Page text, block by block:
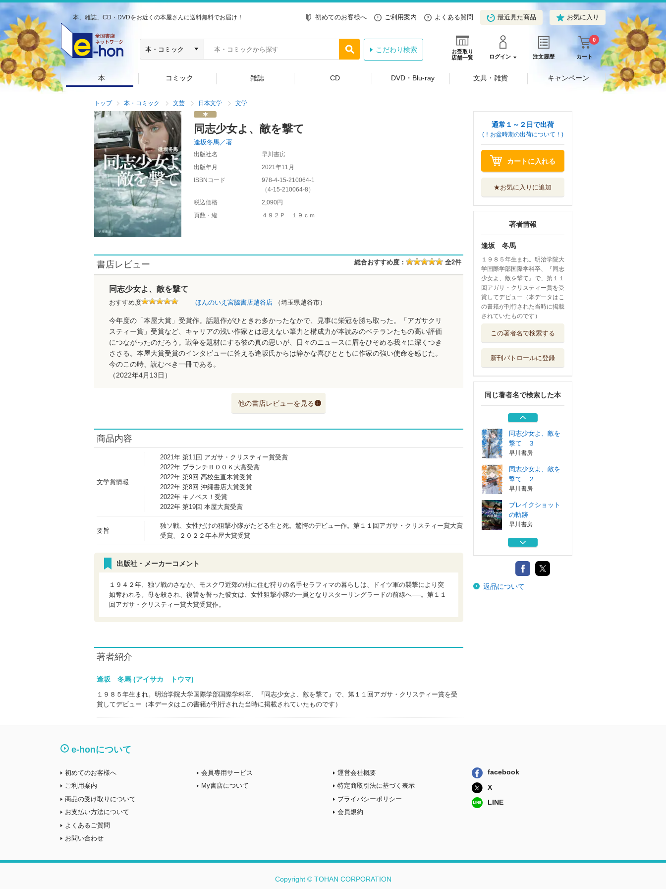
本、雑誌、CD・DVDをお近くの本屋さんに送料無料でお届け！ 初めてのお客様へ ご利用案内 よくある質問 最近見た商品 お気に入り
お受取り
店舗一覧
ログイン 注文履歴 カート
0
こだわり検索
本 コミック 雑誌 CD DVD・Blu-ray 文具・雑貨 キャンペーン
トップ 本・コミック 文芸 日本文学 文学
同志少女よ、敵を撃て
逢坂冬馬／著
出版社名
早川書房
出版年月
2021年11月
ISBNコード
978-4-15-210064-1
（4-15-210064-8 ）
税込価格
2,090円
頁数・縦
４９２Ｐ １９ｃｍ
書店レビュー 総合おすすめ度： 全2件
同志少女よ、敵を撃て
おすすめ度 ほんのいえ宮脇書店越谷店 （埼玉県越谷市）
今年度の「本屋大賞」受賞作。話題作がひときわ多かったなかで、見事に栄冠を勝ち取った。「アガサクリ
スティー賞」受賞など、キャリアの浅い作家とは思えない筆力と構成力が本読みのベテランたちの高い評価
につながったのだろう。戦争を題材にする彼の真の思いが、日々のニュースに眉をひそめる我々に深くつき
ささる。本屋大賞受賞のインタビューに答える逢坂氏からは静かな喜びとともに作家の強い使命を感じた。
今のこの時、読むべき一冊である。
（2022年4月13日）
他の書店レビューを見る
商品内容
文学賞情報
2021年 第11回 アガサ・クリスティー賞受賞
2022年 ブランチＢＯＯＫ大賞受賞
2022年 第9回 高校生直木賞受賞
2022年 第8回 沖縄書店大賞受賞
2022年 キノベス！受賞
2022年 第19回 本屋大賞受賞
要旨
独ソ戦、女性だけの狙撃小隊がたどる生と死。驚愕のデビュー作。第１１回アガサ・クリスティー賞大賞
受賞、２０２２年本屋大賞受賞
出版社・メーカーコメント
１９４２年、独ソ戦のさなか、モスクワ近郊の村に住む狩りの名手セラフィマの暮らしは、ドイツ軍の襲撃により突
如奪われる。母を殺され、復讐を誓った彼女は、女性狙撃小隊の一員となりスターリングラードの前線へ──。第１１
回アガサ・クリスティー賞大賞受賞作。
著者紹介
逢坂 冬馬 (アイサカ トウマ)
１９８５年生まれ。明治学院大学国際学部国際学科卒、『同志少女よ、敵を撃て』で、第１１回アガサ・クリスティー賞を受
賞してデビュー（本データはこの書籍が刊行された当時に掲載されていたものです）
通常１～２日で出荷
(！お盆時期の出荷について！)
カートに入れる
★お気に入りに追加
著者情報
逢坂 冬馬
１９８５年生まれ。明治学院大
学国際学部国際学科卒、『同志
少女よ、敵を撃て』で、第１１
回アガサ・クリスティー賞を受
賞してデビュー（本データはこ
の書籍が刊行された当時に掲載
されていたものです）
この著者名で検索する
新刊パトロールに登録
同じ著者名で検索した本
撃て ２
ブレイクショット
早川書房
同志少女よ、敵を
撃て
早川書房
同志少女よ、敵を
撃て ３
早川書房
同志少女よ、敵を
撃て ２
早川書房
ブレイクショット
の軌跡
早川書房
同志少女よ、敵を
早川書房
同志少女よ、敵を
撃て ３
返品について
e-honについて
初めてのお客様へ
ご利用案内
商品の受け取りについて
お支払い方法について
よくあるご質問
お問い合わせ
会員専用サービス
My書店について
運営会社概要
特定商取引法に基づく表示
プライバシーポリシー
会員規約
facebook
X
LINE
Copyright © TOHAN CORPORATION